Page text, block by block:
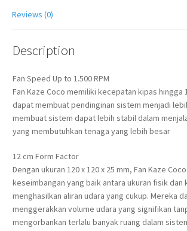
Reviews (0)
Description
Fan Speed Up to 1.500 RPM
Fan Kaze Coco memiliki kecepatan kipas hingga
dapat membuat pendinginan sistem menjadi
membuat sistem dapat lebih stabil dalam
yang membutuhkan tenaga yang lebih besar
12 cm Form Factor
Dengan ukuran 120 x 120 x 25 mm, Fan Kaze
keseimbangan yang baik antara ukuran fisik dan
menghasilkan aliran udara yang cukup. Mereka
menggerakkan volume udara yang signifikan
mengorbankan terlalu banyak ruang dalam